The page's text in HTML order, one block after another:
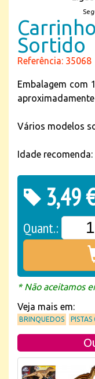
Sortido
Referência: 35068
Embalagem com
Vários modelos
Idade recomenda:
3,49
Quant.:
* Não aceitamos
Veja mais em:
BRINQUEDOS